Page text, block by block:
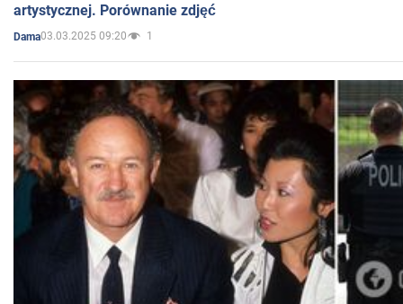
artystycznej. Porównanie zdjęć
Dama03.03.2025 09:20 1